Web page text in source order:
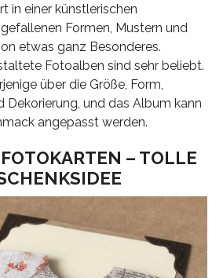
in einer künstlerischen
Formen, Mustern und
etwas ganz Besonderes.
Fotoalben sind sehr beliebt.
über die Größe, Form,
Dekorierung, und das Album kann
angepasst werden.
– TOLLE